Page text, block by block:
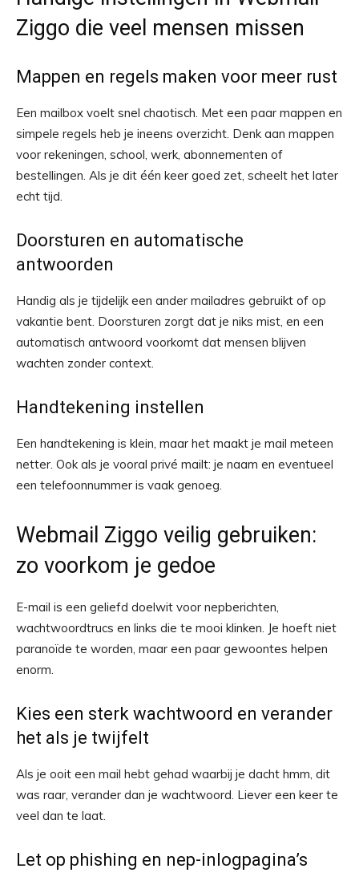
Ziggo die veel mensen missen
Mappen en regels maken voor meer rust
Een mailbox voelt snel chaotisch. Met een paar mappen en
simpele regels heb je ineens overzicht. Denk aan mappen
voor rekeningen, school, werk, abonnementen of
bestellingen. Als je dit één keer goed zet, scheelt het later
echt tijd.
Doorsturen en automatische
antwoorden
Handig als je tijdelijk een ander mailadres gebruikt of op
vakantie bent. Doorsturen zorgt dat je niks mist, en een
automatisch antwoord voorkomt dat mensen blijven
wachten zonder context.
Handtekening instellen
Een handtekening is klein, maar het maakt je mail meteen
netter. Ook als je vooral privé mailt: je naam en eventueel
een telefoonnummer is vaak genoeg.
Webmail Ziggo veilig gebruiken:
zo voorkom je gedoe
E-mail is een geliefd doelwit voor nepberichten,
wachtwoordtrucs en links die te mooi klinken. Je hoeft niet
paranoïde te worden, maar een paar gewoontes helpen
enorm.
Kies een sterk wachtwoord en verander
het als je twijfelt
Als je ooit een mail hebt gehad waarbij je dacht hmm, dit
was raar, verander dan je wachtwoord. Liever een keer te
veel dan te laat.
Let op phishing en nep-inlogpagina’s